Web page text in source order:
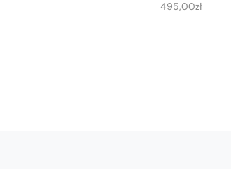
495,00zł